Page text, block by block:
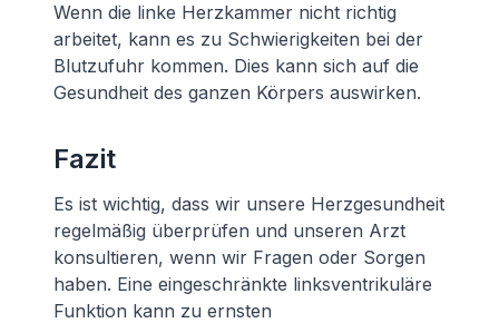
Wenn die linke Herzkammer nicht richtig
arbeitet, kann es zu Schwierigkeiten bei der
Blutzufuhr kommen. Dies kann sich auf die
Gesundheit des ganzen Körpers auswirken.
Fazit
Es ist wichtig, dass wir unsere Herzgesundheit
regelmäßig überprüfen und unseren Arzt
konsultieren, wenn wir Fragen oder Sorgen
haben. Eine eingeschränkte linksventrikuläre
Funktion kann zu ernsten